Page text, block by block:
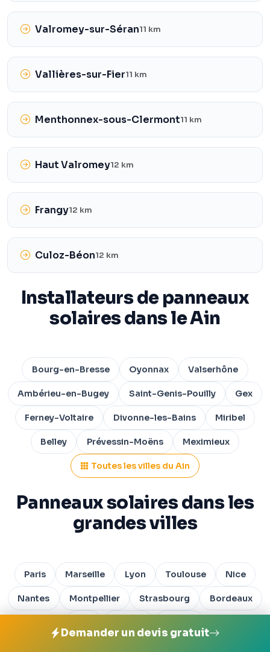
Valromey-sur-Séran11 km
Vallières-sur-Fier11 km
Menthonnex-sous-Clermont11 km
Haut Valromey12 km
Frangy12 km
Culoz-Béon12 km
Installateurs de panneaux
solaires dans le Ain
Bourg-en-Bresse Oyonnax Valserhône
Ambérieu-en-Bugey Saint-Genis-Pouilly Gex
Ferney-Voltaire Divonne-les-Bains Miribel
Belley Prévessin-Moëns Meximieux
Toutes les villes du Ain
Panneaux solaires dans les
grandes villes
Paris Marseille Lyon Toulouse Nice
Nantes Montpellier Strasbourg Bordeaux
Demander un devis gratuit